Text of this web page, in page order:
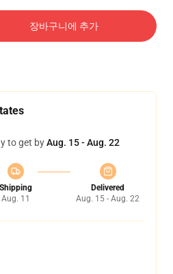
장바구니에 추가
to get byAug. 15 - Aug. 22
Shipping
Aug. 11
Delivered
Aug. 15 - Aug. 22